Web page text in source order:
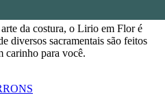
da costura, o Lirio em Flor é
diversos sacramentais são feitos
carinho para você.